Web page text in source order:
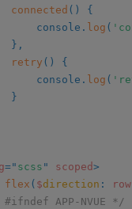
connected ( )
{
				console
. log (
} ,
retry ( )
{
				console
. log (
}
=" scss " scoped>
flex ( $direction : row
APP-NVUE */